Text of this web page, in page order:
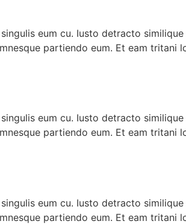
eum cu. Iusto detracto
partiendo eum. Et eam
eum cu. Iusto detracto
partiendo eum. Et eam
eum cu. Iusto detracto
partiendo eum. Et eam